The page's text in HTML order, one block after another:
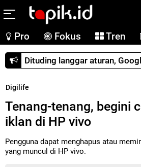
Pro Fokus Tren
Dituding langgar aturan,
Digilife
Tenang-tenang, begini
iklan di HP vivo
Pengguna dapat menghapus atau
yang muncul di HP vivo.